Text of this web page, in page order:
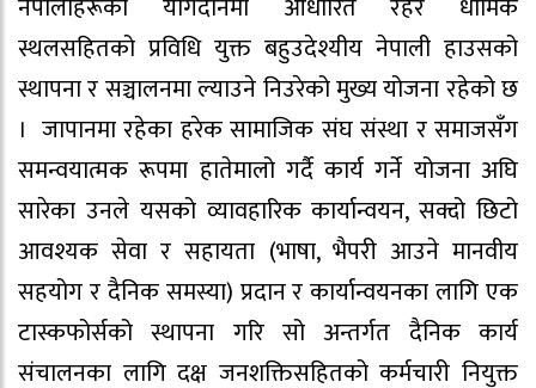
नेपालीहरूको योगदानमा आधारित रहेर धार्मिक
स्थलसहितको प्रविधि युक्त बहुउदेश्यीय नेपाली हाउसको
स्थापना र सञ्चालनमा ल्याउने निउरेको मुख्य योजना रहेको छ
। जापानमा रहेका हरेक सामाजिक संघ संस्था र समाजसँग
समन्वयात्मक रूपमा हातेमालो गर्दै कार्य गर्ने योजना अघि
सारेका उनले यसको व्यावहारिक कार्यान्वयन, सक्दो छिटो
आवश्यक सेवा र सहायता (भाषा, भैपरी आउने मानवीय
सहयोग र दैनिक समस्या) प्रदान र कार्यान्वयनका लागि एक
टास्कफोर्सको स्थापना गरि सो अन्तर्गत दैनिक कार्य
संचालनका लागि दक्ष जनशक्तिसहितको कर्मचारी नियुक्त